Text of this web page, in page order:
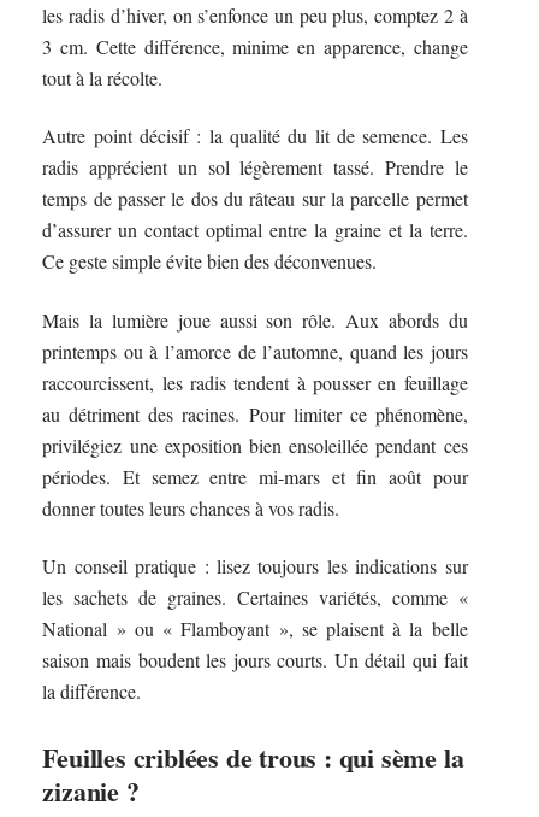
les radis d’hiver, on s’enfonce un peu plus, comptez 2 à
3 cm. Cette différence, minime en apparence, change
tout à la récolte.
Autre point décisif : la qualité du lit de semence. Les
radis apprécient un sol légèrement tassé. Prendre le
temps de passer le dos du râteau sur la parcelle permet
d’assurer un contact optimal entre la graine et la terre.
Ce geste simple évite bien des déconvenues.
Mais la lumière joue aussi son rôle. Aux abords du
printemps ou à l’amorce de l’automne, quand les jours
raccourcissent, les radis tendent à pousser en feuillage
au détriment des racines. Pour limiter ce phénomène,
privilégiez une exposition bien ensoleillée pendant ces
périodes. Et semez entre mi-mars et fin août pour
donner toutes leurs chances à vos radis.
Un conseil pratique : lisez toujours les indications sur
les sachets de graines. Certaines variétés, comme «
National » ou « Flamboyant », se plaisent à la belle
saison mais boudent les jours courts. Un détail qui fait
la différence.
Feuilles criblées de trous : qui sème la
zizanie ?